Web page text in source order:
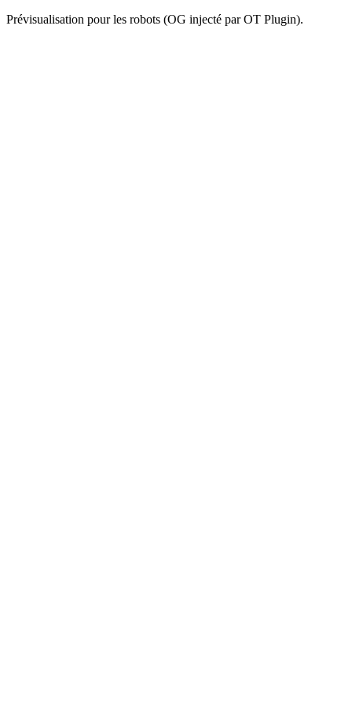
Prévisualisation pour les robots (OG injecté par OT Plugin).